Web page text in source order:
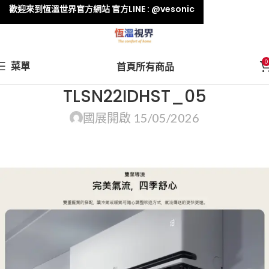
菜單 首頁所有商品 0
TLSN22IDHST_05
國展開啟 15/05/2026
歡迎來到恆溫世界官方網站 官方LINE : @vesonic